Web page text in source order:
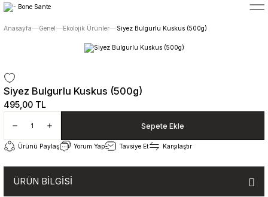
5400 TL ÜZERİ ALIŞVERİŞLERİNİZDE ÜCRETSİZ TESLİMAT
Anasayfa Genel Ekolojik Ürünler Siyez Bulgurlu Kuskus (500g)
Siyez Bulgurlu Kuskus (500g)
495,00 TL
Sepete Ekle
Ürünü Paylaş Yorum Yap Tavsiye Et Karşılaştır
ÜRÜN BİLGİSİ